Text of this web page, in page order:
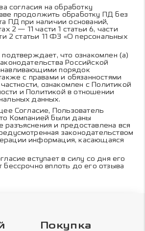
согласия на обработку
продолжить обработку ПД без
ПД при наличии оснований,
2 — 11 части 1 статьи 6, части
2 статьи 11 ФЗ «О персональных
подтверждает, что ознакомлен (а)
Российской
порядок
с правами и обязанностями
ознакомлен с Политикой
и Политикой в отношении
данных.
Согласие, Пользователь
Компанией были даны
разъяснения и предоставлена вся
законодательством
информация, касающаяся
вступает в силу со дня его
бессрочно вплоть до его отзыва
Покупка